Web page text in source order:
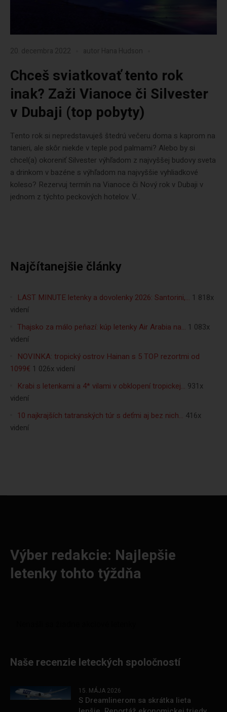
20. decembra 2022 autor Hana Hudson
Chceš sviatkovať tento rok
inak? Zaži Vianoce či Silvester
v Dubaji (top pobyty)
Tento rok si nepredstavuješ štedrú večeru doma s kaprom na
tanieri, ale skôr niekde v teple pod palmami? Alebo by si
chcel(a) okoreniť Silvester výhľadom z najvyššej budovy sveta
a drinkom v bazéne s výhľadom na najvyššie vyhliadkové
koleso? Rezervuj termín na Vianoce či Nový rok v Dubaji v
jednom z týchto peckových hotelov. V...
Najčítanejšie články
LAST MINUTE letenky a dovolenky 2026: Santorini,… 1 818x
videní
Thajsko za málo peňazí: kúp letenky Air Arabia na… 1 083x
videní
NOVINKA: tropický ostrov Hainan s 5 TOP rezortmi od
1099€ 1 026x videní
Krabi s letenkami a 4* vilami v obklopení tropickej… 931x
videní
10 najkrajších tatranských túr s deťmi aj bez nich… 416x
videní
Výber redakcie: Najlepšie
letenky tohto týždňa
Naše recenzie leteckých spoločností
15. MÁJA 2026
S Dreamlinerom sa skrátka lieta